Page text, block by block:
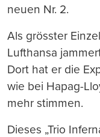
neuen Nr. 2.
Als grösster
Lufthansa
Dort hat er die
wie bei Hapag-
mehr stimmen.
Dieses „Trio